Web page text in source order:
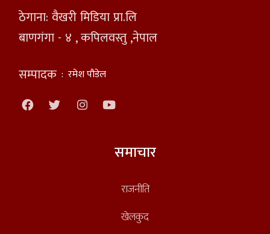
ठेगाना: वैखरी मिडिया प्रा.लि
बाणगंगा - ४ , कपिलवस्तु ,नेपाल
सम्पादक : रमेश पौडेल
समाचार
राजनीति
खेलकुद